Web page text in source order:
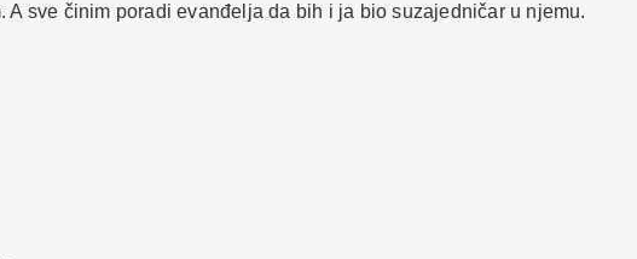
A sve činim poradi evanđelja da bih i ja bio suzajedničar u njemu.